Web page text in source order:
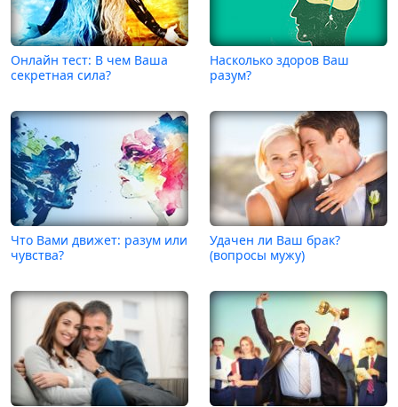
Онлайн тест: В чем Ваша
секретная сила?
Насколько здоров Ваш
разум?
Что Вами движет: разум или
чувства?
Удачен ли Ваш брак?
(вопросы мужу)